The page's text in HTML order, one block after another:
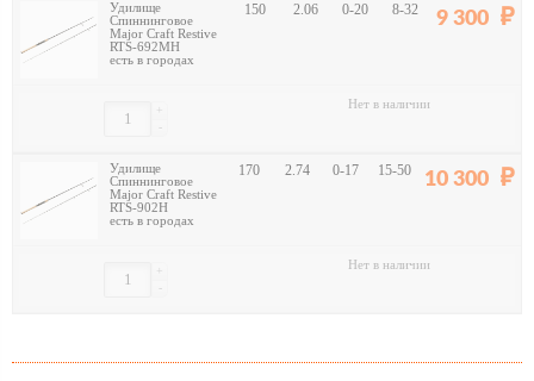
Удилище
Спиннинговое
Major Craft Restive
RTS-692MH
есть в городах
150 2.06 0-20 8-32 9 300
-
+ Нет в наличии
Удилище
Спиннинговое
Major Craft Restive
RTS-902H
есть в городах
170 2.74 0-17 15-50 10 300
-
+ Нет в наличии